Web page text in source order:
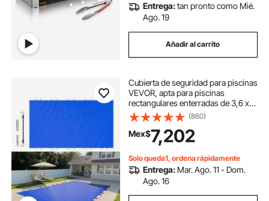
Entrega:tan pronto como Mié.
Ago. 19
Añadir al carrito
Cubierta de seguridad para piscinas
VEVOR, apta para piscinas
rectangulares enterradas de 3,6 x
6,7 metros, cubierta de seguridad
con orificios de drenaje, cubierta de
malla para piscinas, cubierta de
seguridad de invierno de PVC,
color azul.
(860)
Mex$7,202
Solo queda1, ordena rápidamente
Entrega: Mar. Ago. 11 - Dom.
Ago. 16